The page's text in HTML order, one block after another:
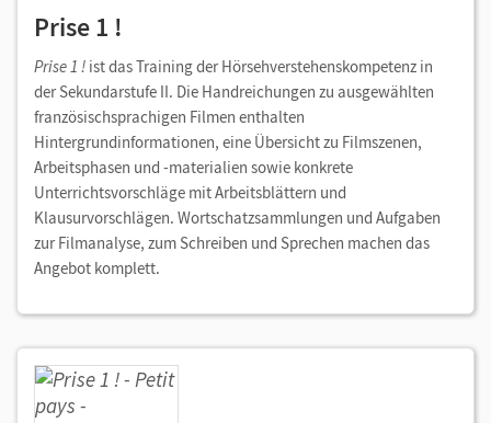
Prise 1 !
Prise 1 ! ist das Training der Hörsehverstehenskompetenz in
der Sekundarstufe II. Die Handreichungen zu ausgewählten
französischsprachigen Filmen enthalten
Hintergrundinformationen, eine Übersicht zu Filmszenen,
Arbeitsphasen und -materialien sowie konkrete
Unterrichtsvorschläge mit Arbeitsblättern und
Klausurvorschlägen. Wortschatzsammlungen und Aufgaben
zur Filmanalyse, zum Schreiben und Sprechen machen das
Angebot komplett.